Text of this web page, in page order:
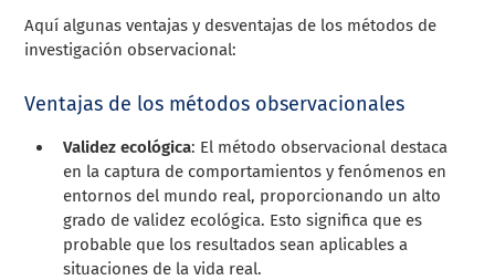
Aquí algunas ventajas y desventajas de los métodos de
investigación observacional:
Ventajas de los métodos observacionales
Validez ecológica: El método observacional destaca
en la captura de comportamientos y fenómenos en
entornos del mundo real, proporcionando un alto
grado de validez ecológica. Esto significa que es
probable que los resultados sean aplicables a
situaciones de la vida real.